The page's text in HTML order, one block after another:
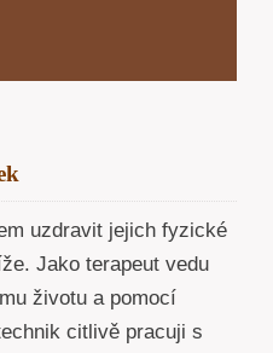
uzdravit jejich fyzické
Jako terapeut vedu
životu a pomocí
citlivě pracuji s